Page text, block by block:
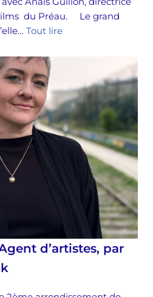
du Préau. Le grand
Tout lire
d’artistes, par